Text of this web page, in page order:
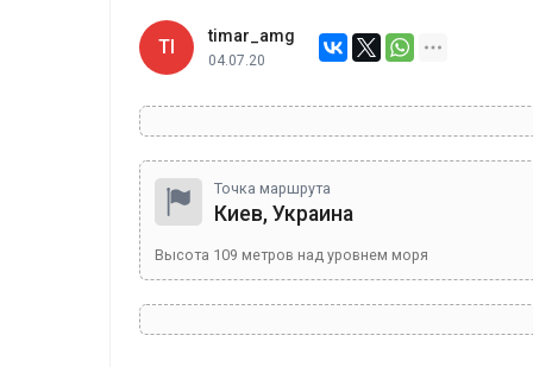
TI
timar_amg
04.07.20
Точка маршрута
Киев, Украина
Высота 109 метров над уровнем моря